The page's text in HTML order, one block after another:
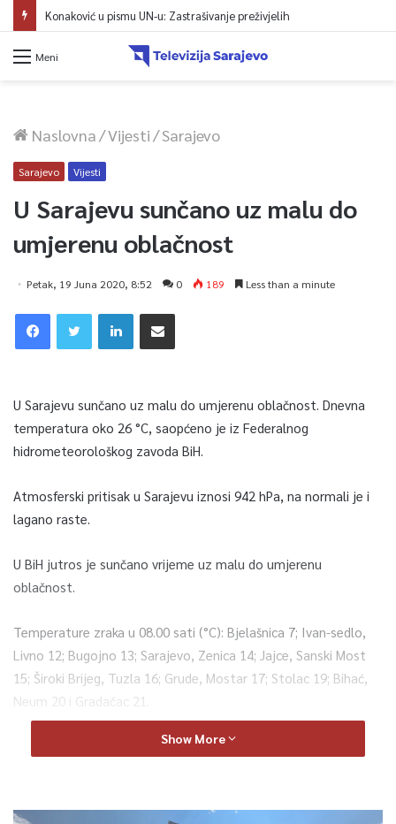
Konaković u pismu UN-u: Zastrašivanje preživjelih
Meni
Naslovna/Vijesti/Sarajevo
Sarajevo Vijesti
U Sarajevu sunčano uz malu do
umjerenu oblačnost
Petak, 19 Juna 2020, 8:52 0 189 Less than a minute
U Sarajevu sunčano uz malu do umjerenu oblačnost. Dnevna
temperatura oko 26 °C, saopćeno je iz Federalnog
hidrometeorološkog zavoda BiH.
Atmosferski pritisak u Sarajevu iznosi 942 hPa, na normali je i
lagano raste.
U BiH jutros je sunčano vrijeme uz malu do umjerenu
oblačnost.
Temperature zraka u 08.00 sati (°C): Bjelašnica 7; Ivan-sedlo,
Livno 12; Bugojno 13; Sarajevo, Zenica 14; Jajce, Sanski Most
15; Široki Brijeg, Tuzla 16; Grude, Mostar 17; Stolac 19; Bihać,
Neum 20 i Gradačac 21.
U Bosni i Hercegovini danas će preovladavati sunčano vrijeme
sjeveroistoku Hercegovine. Vjetar slab do umjeren, zapadni i
Show More